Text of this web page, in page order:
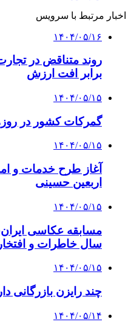
اخبار مرتبط با سرویس
۱۴۰۴/۰۵/۱۶
روند متناقض در
برابر افت ارزش
۱۴۰۴/۰۵/۱۵
گمرکات کشور در
۱۴۰۴/۰۵/۱۵
آغاز طرح خدمات و
اربعین حسینی
۱۴۰۴/۰۵/۱۵
سال خاطرات و
۱۴۰۴/۰۵/۱۵
چند رایزن بازرگانی
۱۴۰۴/۰۵/۱۴